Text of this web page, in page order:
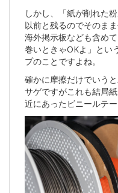
しかし、「紙が削れた
以前と残るのでそのま
海外掲示板なども含め
巻いときゃOKよ」とい
プのことですよね。
確かに摩擦だけでいう
サゲですがこれも結局
近にあったビニールテ